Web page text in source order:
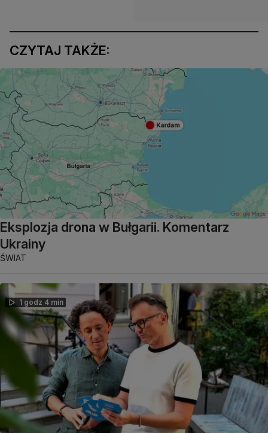
CZYTAJ TAKŻE:
Eksplozja drona w Bułgarii. Komentarz
Ukrainy
ŚWIAT
1 godz 4 min